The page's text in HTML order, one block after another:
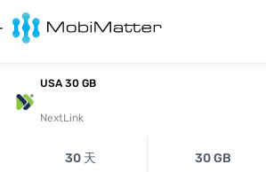
USA 30 GB
NextLink
30 天 30 GB